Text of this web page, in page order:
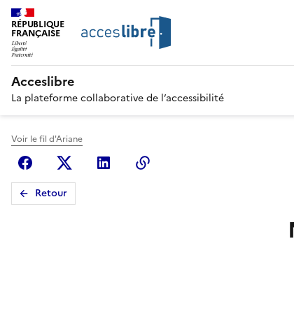
RÉPUBLIQUE
FRANÇAISE
Acceslibre
La plateforme collaborative de l’accessibilité
Voir le fil d'Ariane
FacebookX (anciennement Twitter)
Linkedin
Retour